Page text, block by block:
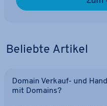
Beliebte Artikel
Domain Verkauf- und
mit Domains?